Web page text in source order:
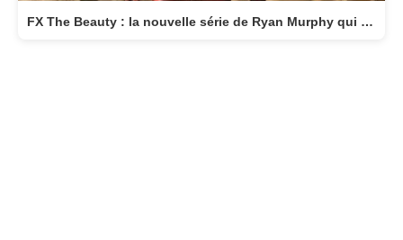
FX The Beauty : la nouvelle série de Ryan Murphy qui transforme la beauté en arme fatale